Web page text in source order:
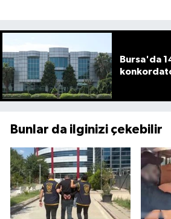
Bursa'da
Bunlar da ilginizi çekebilir